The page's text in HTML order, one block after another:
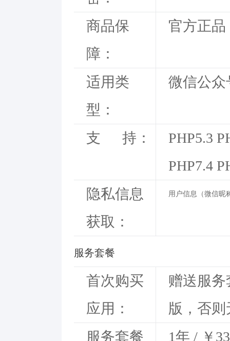
商品保
障：
官方正品
适用类
型：
微信公众
支 持：
PHP5.3
PHP7.4
隐私信息
获取：
用户信息（微信昵
服务套餐
首次购买
应用：
赠送服
版，否
服务套餐
1年 / ￥